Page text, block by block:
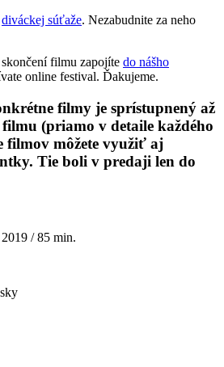
diváckej súťaže. Nezabudnite za neho
filmu zapojíte do nášho
online festival. Ďakujeme.
filmy je sprístupnený až
(priamo v detaile každého
filmov môžete využiť aj
Tie boli v predaji len do
/ 85 min.